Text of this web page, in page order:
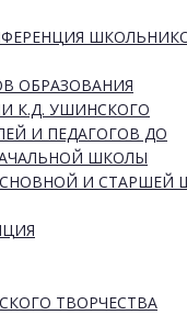
ОБРАЗОВАНИЯ
К.Д. УШИНСКОГО
И ПЕДАГОГОВ ДО
ШКОЛЫ
И СТАРШЕЙ
ТВОРЧЕСТВА